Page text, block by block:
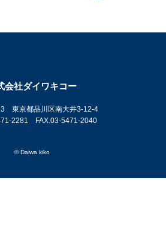
会社ダイワキコー
東京都品川区南大井3-12-4
2281 FAX.03-5471-2040
© Daiwa kiko